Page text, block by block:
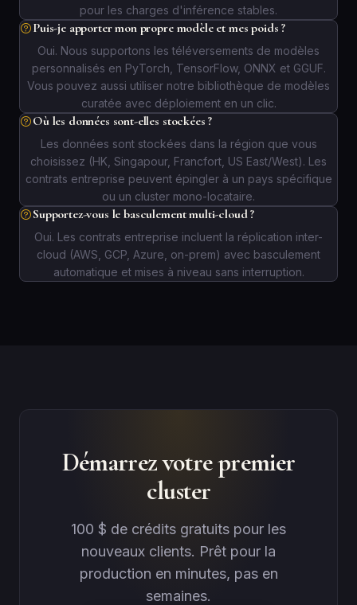
pour les charges d'inférence stables.
Puis-je apporter mon propre modèle et mes poids ?
Oui. Nous supportons les téléversements de modèles
personnalisés en PyTorch, TensorFlow, ONNX et GGUF.
Vous pouvez aussi utiliser notre bibliothèque de modèles
curatée avec déploiement en un clic.
Où les données sont-elles stockées ?
Les données sont stockées dans la région que vous
choisissez (HK, Singapour, Francfort, US East/West). Les
contrats entreprise peuvent épingler à un pays spécifique
ou un cluster mono-locataire.
Supportez-vous le basculement multi-cloud ?
Oui. Les contrats entreprise incluent la réplication inter-
cloud (AWS, GCP, Azure, on-prem) avec basculement
automatique et mises à niveau sans interruption.
Démarrez votre premier
cluster
100 $ de crédits gratuits pour les
nouveaux clients. Prêt pour la
production en minutes, pas en
semaines.